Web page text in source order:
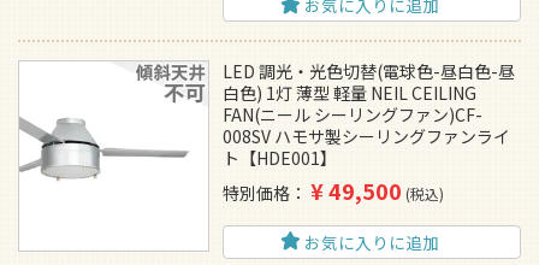
お気に入りに追加
LED 調光・光色切替(電球色-昼白色-昼
白色) 1灯 薄型 軽量 NEIL CEILING
FAN(ニール シーリングファン)CF-
008SV ハモサ製シーリングファンライ
ト【HDE001】
特別価格
¥49,500 税込
お気に入りに追加